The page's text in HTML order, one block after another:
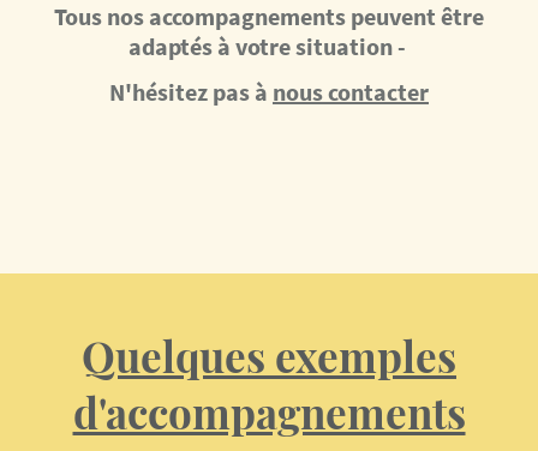
Tous nos accompagnements peuvent être
adaptés à votre situation -
N'hésitez pas à nous contacter
Quelques exemples
d'accompagnements